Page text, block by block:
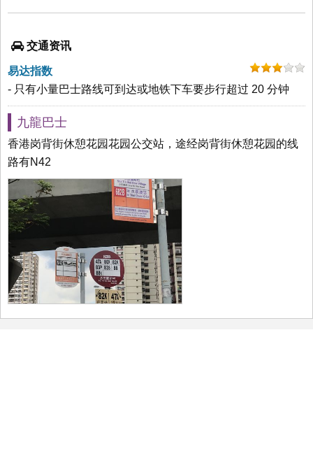
交通资讯
易达指数
- 只有小量巴士路线可到达或地铁下车要步行超过 20 分钟
九龍巴士
香港岗背街休憩花园花园公交站，途经岗背街休憩花园的线
路有N42